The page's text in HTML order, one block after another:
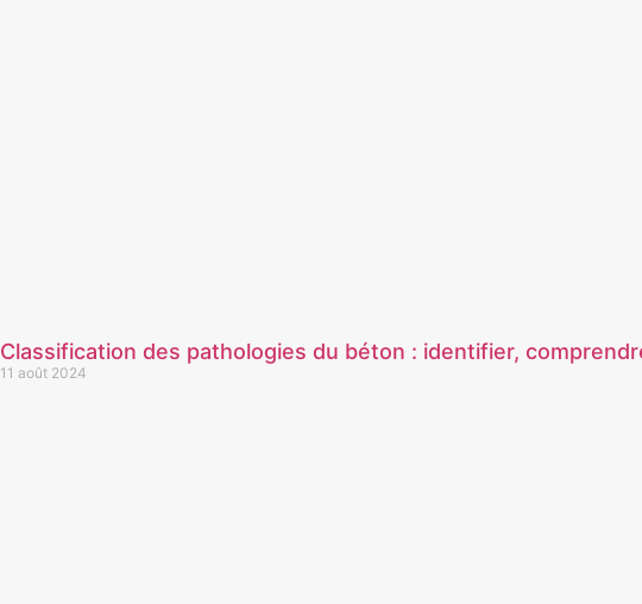
Classification des pathologies du béton : identifier,
11 août 2024